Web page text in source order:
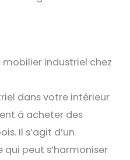
industriel chez
dans votre intérieur
à acheter des
Il s’agit d’un
peut s’harmoniser